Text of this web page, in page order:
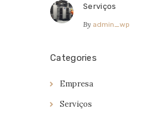
Serviços
By admin_wp
Categories
Empresa
Serviços